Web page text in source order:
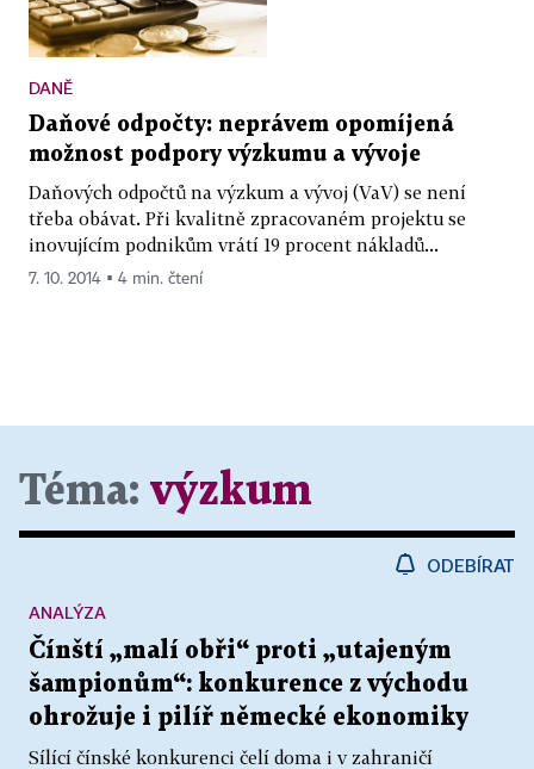
DANĚ
Daňové odpočty: neprávem opomíjená
možnost podpory výzkumu a vývoje
Daňových odpočtů na výzkum a vývoj (VaV) se není
třeba obávat. Při kvalitně zpracovaném projektu se
inovujícím podnikům vrátí 19 procent nákladů...
7. 10. 2014 ▪ 4 min. čtení
Téma: výzkum
ODEBÍRAT
Čínští „malí obři“ proti „utajeným
šampionům“: konkurence z východu
ohrožuje i pilíř německé ekonomiky
Sílící čínské konkurenci čelí doma i v zahraničí
ANALÝZA